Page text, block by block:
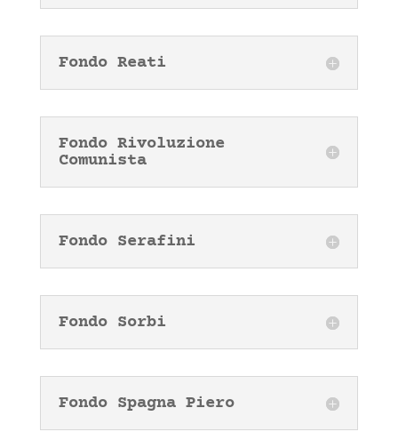
Fondo Reati
Fondo Rivoluzione
Comunista
Fondo Serafini
Fondo Sorbi
Fondo Spagna Piero